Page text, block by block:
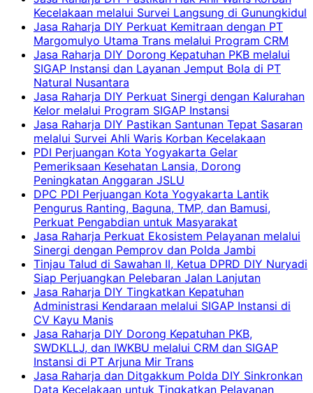
Kecelakaan melalui Survei Langsung di Gunungkidul
Jasa Raharja DIY Perkuat Kemitraan dengan PT
Margomulyo Utama Trans melalui Program CRM
Jasa Raharja DIY Dorong Kepatuhan PKB melalui
SIGAP Instansi dan Layanan Jemput Bola di PT
Natural Nusantara
Jasa Raharja DIY Perkuat Sinergi dengan Kalurahan
Kelor melalui Program SIGAP Instansi
Jasa Raharja DIY Pastikan Santunan Tepat Sasaran
melalui Survei Ahli Waris Korban Kecelakaan
PDI Perjuangan Kota Yogyakarta Gelar
Pemeriksaan Kesehatan Lansia, Dorong
Peningkatan Anggaran JSLU
DPC PDI Perjuangan Kota Yogyakarta Lantik
Pengurus Ranting, Baguna, TMP, dan Bamusi,
Perkuat Pengabdian untuk Masyarakat
Jasa Raharja Perkuat Ekosistem Pelayanan melalui
Sinergi dengan Pemprov dan Polda Jambi
Tinjau Talud di Sawahan II, Ketua DPRD DIY Nuryadi
Siap Perjuangkan Pelebaran Jalan Lanjutan
Jasa Raharja DIY Tingkatkan Kepatuhan
Administrasi Kendaraan melalui SIGAP Instansi di
CV Kayu Manis
Jasa Raharja DIY Dorong Kepatuhan PKB,
SWDKLLJ, dan IWKBU melalui CRM dan SIGAP
Instansi di PT Arjuna Mir Trans
Jasa Raharja dan Ditgakkum Polda DIY Sinkronkan
Data Kecelakaan untuk Tingkatkan Pelayanan